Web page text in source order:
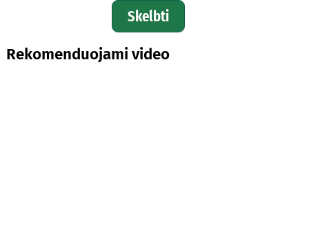
Skelbti
Rekomenduojami video